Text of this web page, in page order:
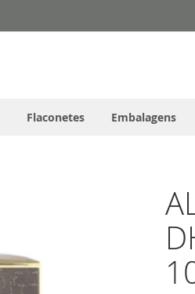
Flaconetes Embalagens